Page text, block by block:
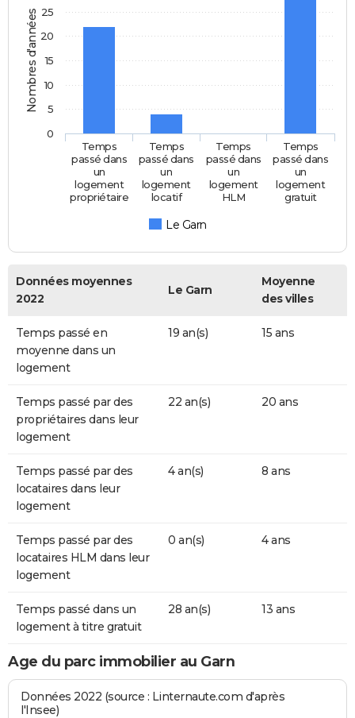
Nombres d'années
Le Garn
Temps
passé dans
un
logement
propriétaire
Temps
passé dans
un
logement
locatif
Temps
passé dans
un
logement
HLM
Temps
passé dans
un
logement
gratuit
0
5
10
15
20
25
Données moyennes
2022
Le Garn
Moyenne
des villes
Temps passé en
moyenne dans un
logement
19 an(s) 15 ans
Temps passé par des
propriétaires dans leur
logement
22 an(s) 20 ans
Temps passé par des
locataires dans leur
logement
4 an(s) 8 ans
Temps passé par des
locataires HLM dans leur
logement
0 an(s) 4 ans
Temps passé dans un
logement à titre gratuit
28 an(s) 13 ans
Age du parc immobilier au Garn
Données 2022 (source : Linternaute.com d'après
l'Insee)